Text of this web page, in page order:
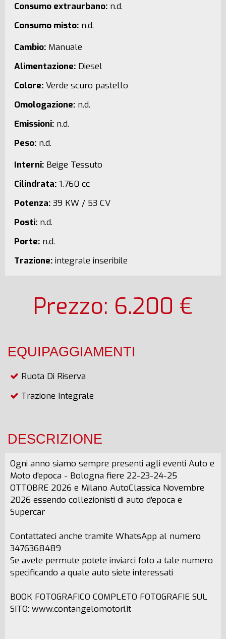
Consumo extraurbano: n.d.
Consumo misto: n.d.
Cambio: Manuale
Alimentazione: Diesel
Colore: Verde scuro pastello
Omologazione: n.d.
Emissioni: n.d.
Peso: n.d.
Interni: Beige Tessuto
Cilindrata: 1.760 cc
Potenza: 39 KW / 53 CV
Posti: n.d.
Porte: n.d.
Trazione: integrale inseribile
Prezzo: 6.200 €
EQUIPAGGIAMENTI
Ruota Di Riserva
Trazione Integrale
DESCRIZIONE
Ogni anno siamo sempre presenti agli eventi Auto e
Moto d'epoca - Bologna fiere 22-23-24-25
OTTOBRE 2026 e Milano AutoClassica Novembre
2026 essendo collezionisti di auto d'epoca e
Supercar
Contattateci anche tramite WhatsApp al numero
3476368489
Se avete permute potete inviarci foto a tale numero
specificando a quale auto siete interessati
BOOK FOTOGRAFICO COMPLETO FOTOGRAFIE SUL
SITO: www.contangelomotori.it